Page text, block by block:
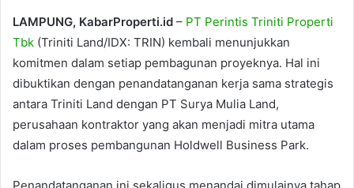
LAMPUNG, KabarProperti.id – PT Perintis Triniti Properti
Tbk (Triniti Land/IDX: TRIN) kembali menunjukkan
komitmen dalam setiap pembagunan proyeknya. Hal ini
dibuktikan dengan penandatanganan kerja sama strategis
antara Triniti Land dengan PT Surya Mulia Land,
perusahaan kontraktor yang akan menjadi mitra utama
dalam proses pembangunan Holdwell Business Park.